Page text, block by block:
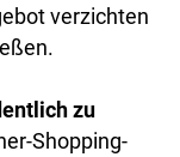
verzichten
zu
Shopping-